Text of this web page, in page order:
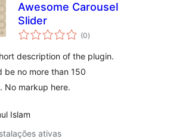
Awesome Carousel
Slider
(0avaliações
totais
)
description of the plugin.
be no more than 150
No markup here.
Islam
ativas